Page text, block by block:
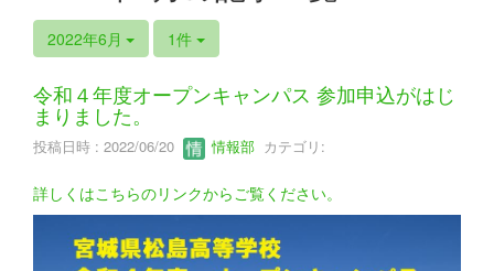
2022年6月 1件
令和４年度オープンキャンパス 参加申込がはじ
まりました。
投稿日時 : 2022/06/20 情報部 カテゴリ:
詳しくはこちらのリンクからご覧ください。